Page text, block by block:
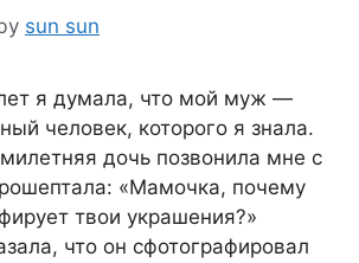
sun sun
я думала, что мой муж —
человек, которого я знала.
дочь позвонила мне с
«Мамочка, почему
твои украшения?»
что он сфотографировал